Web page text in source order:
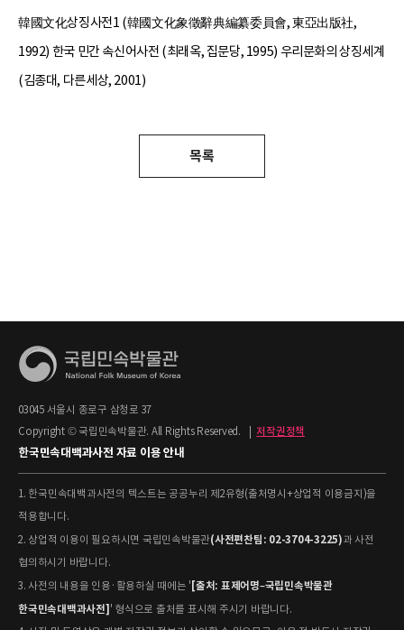
韓國文化상징사전1 (韓國文化象徵辭典編纂委員會, 東亞出版社,
1992) 한국 민간 속신어사전 (최래옥, 집문당, 1995) 우리문화의 상징세계
(김종대, 다른세상, 2001)
목록
03045 서울시 종로구 삼청로 37
Copyright © 국립민속박물관. All Rights Reserved.
저작권정책
한국민속대백과사전 자료 이용 안내
1. 한국민속대백과사전의 텍스트는 공공누리 제2유형(출처명시+상업적 이용금지)을
적용합니다.
2. 상업적 이용이 필요하시면 국립민속박물관(사전편찬팀: 02-3704-3225)과 사전
협의하시기 바랍니다.
3. 사전의 내용을 인용·활용하실 때에는 ' [출처: 표제어명–국립민속박물관
한국민속대백과사전] ' 형식으로 출처를 표시해 주시기 바랍니다.